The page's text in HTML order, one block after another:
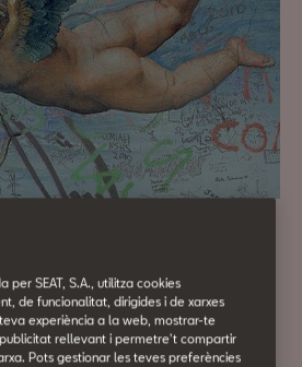
a CASA
per SEAT, S.A., utilitza cookies
de funcionalitat, dirigides i de xarxes
experiència a la web, mostrar-te
rellevant i permetre't compartir
Pots gestionar les teves preferències